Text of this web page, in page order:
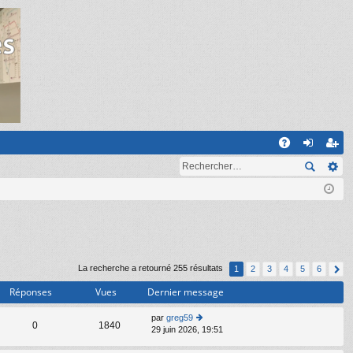
on ns
cri
La recherche a retourné 255 résultats 1 2 3 4 5 6
Réponses Vues Dernier message
0 1840
par greg59
o
29 juin 2026, 19:51